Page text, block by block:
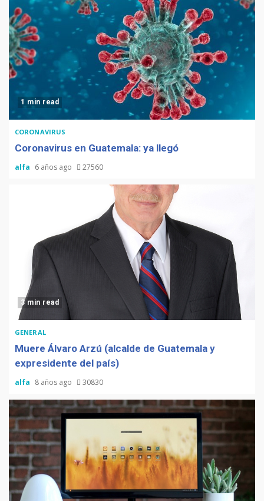
1 min read
CORONAVIRUS
Coronavirus en Guatemala: ya llegó
alfa 6 años ago 27560
3 min read
GENERAL
Muere Álvaro Arzú (alcalde de Guatemala y
expresidente del país)
alfa 8 años ago 30830